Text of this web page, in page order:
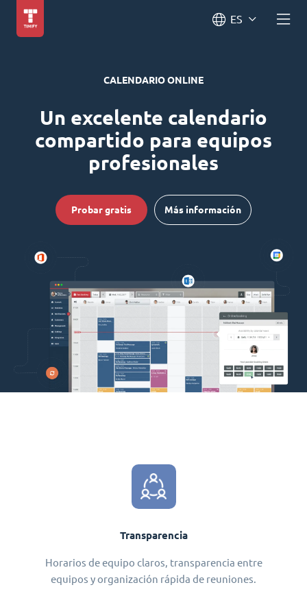
ES
CALENDARIO ONLINE
Un excelente calendario
compartido para equipos
profesionales
Probar gratis Más información
Transparencia
Horarios de equipo claros, transparencia entre
equipos y organización rápida de reuniones.